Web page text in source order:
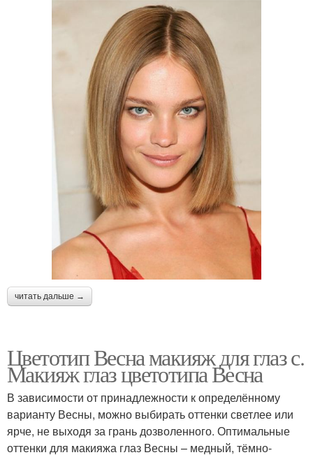
читать дальше →
Цветотип Весна макияж для глаз с.
Макияж глаз цветотипа Весна
В зависимости от принадлежности к определённому
варианту Весны, можно выбирать оттенки светлее или
ярче, не выходя за грань дозволенного. Оптимальные
оттенки для макияжа глаз Весны – медный, тёмно-